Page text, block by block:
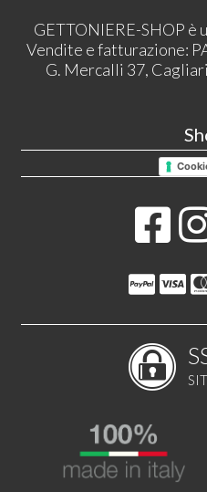
GETTONIERE-SHOP è
Vendite e fatturazione:
G. Mercalli 37,